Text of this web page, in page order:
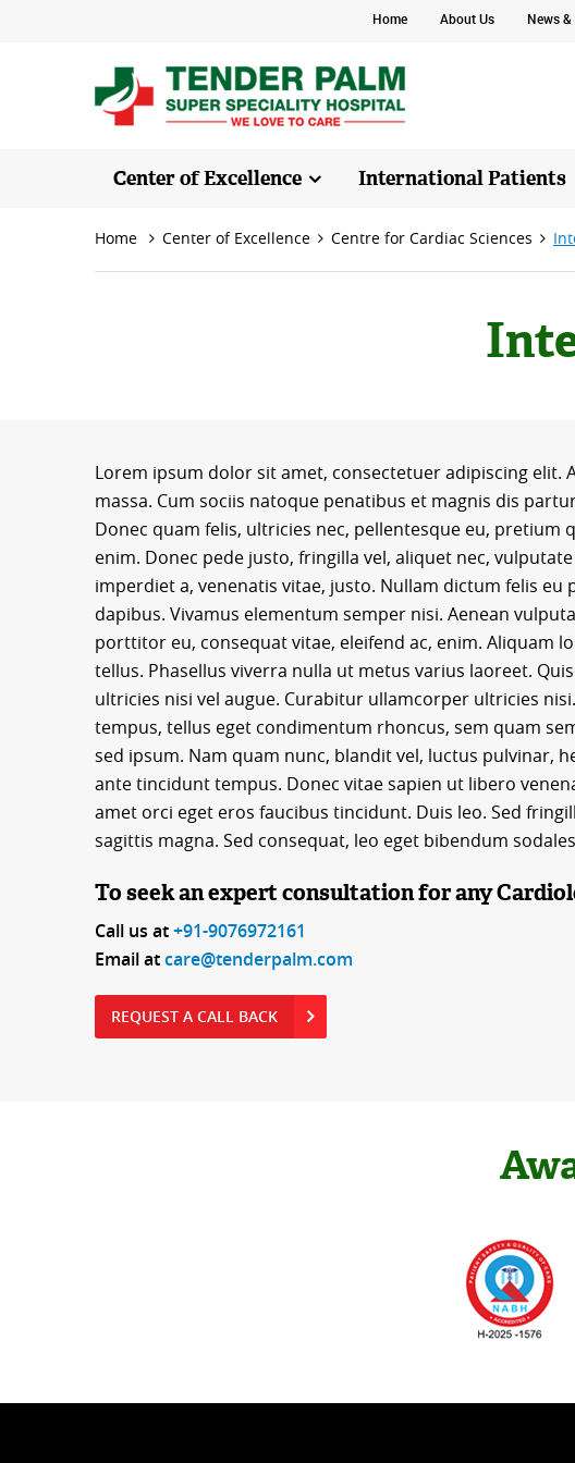
Home About Us News
Center of Excellence International Patients
Home Center of Excellence Centre for Cardiac Sciences
Lorem ipsum dolor sit amet, consectetuer adipiscing elit.
massa. Cum sociis natoque penatibus et magnis dis
Donec quam felis, ultricies nec, pellentesque eu, pretium
enim. Donec pede justo, fringilla vel, aliquet nec,
imperdiet a, venenatis vitae, justo. Nullam dictum felis
dapibus. Vivamus elementum semper nisi. Aenean
porttitor eu, consequat vitae, eleifend ac, enim. Aliquam
tellus. Phasellus viverra nulla ut metus varius laoreet.
ultricies nisi vel augue. Curabitur ullamcorper ultricies
tempus, tellus eget condimentum rhoncus, sem quam
sed ipsum. Nam quam nunc, blandit vel, luctus pulvinar,
ante tincidunt tempus. Donec vitae sapien ut libero
amet orci eget eros faucibus tincidunt. Duis leo. Sed
sagittis magna. Sed consequat, leo eget bibendum
To seek an expert consultation for any
Call us at+91-9076972161
Email atcare@tenderpalm.com
REQUEST A CALL BACK